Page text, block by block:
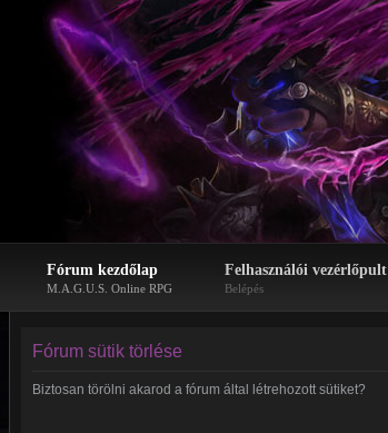
Fórum kezdőlap
M.A.G.U.S. Online RPG
Felhasználói vezérlőpult
Belépés
Fórum sütik törlése
Biztosan törölni akarod a fórum által létrehozott sütiket?